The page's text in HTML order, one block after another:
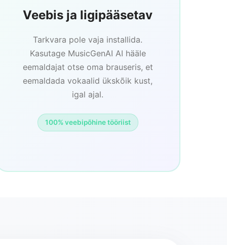
Veebis ja ligipääsetav
Tarkvara pole vaja installida.
Kasutage MusicGenAI AI hääle
eemaldajat otse oma brauseris, et
eemaldada vokaalid ükskõik kust,
igal ajal.
100% veebipõhine tööriist